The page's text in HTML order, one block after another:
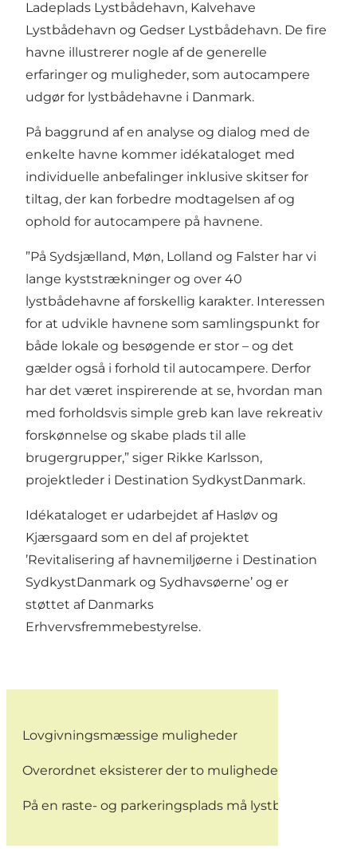
Ladeplads Lystbådehavn, Kalvehave
Lystbådehavn og Gedser Lystbådehavn. De fire
havne illustrerer nogle af de generelle
erfaringer og muligheder, som autocampere
udgør for lystbådehavne i Danmark.
På baggrund af en analyse og dialog med de
enkelte havne kommer idékataloget med
individuelle anbefalinger inklusive skitser for
tiltag, der kan forbedre modtagelsen af og
ophold for autocampere på havnene.
”På Sydsjælland, Møn, Lolland og Falster har vi
lange kyststrækninger og over 40
lystbådehavne af forskellig karakter. Interessen
for at udvikle havnene som samlingspunkt for
både lokale og besøgende er stor – og det
gælder også i forhold til autocampere. Derfor
har det været inspirerende at se, hvordan man
med forholdsvis simple greb kan lave rekreativ
forskønnelse og skabe plads til alle
brugergrupper,” siger Rikke Karlsson,
projektleder i Destination SydkystDanmark.
Idékataloget er udarbejdet af Hasløv og
Kjærsgaard som en del af projektet
’Revitalisering af havnemiljøerne i Destination
SydkystDanmark og Sydhavsøerne’ og er
støttet af Danmarks
Erhvervsfremmebestyrelse.
Lovgivningsmæssige muligheder
Overordnet eksisterer der to muligheder for
På en raste- og parkeringsplads må